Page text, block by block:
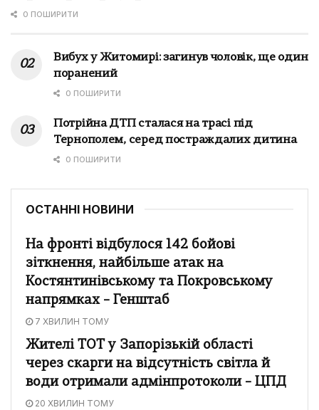
0 ПОШИРИТИ
Вибух у Житомирі: загинув чоловік, ще один
поранений
0 ПОШИРИТИ
Потрійна ДТП сталася на трасі під
Тернополем, серед постраждалих дитина
0 ПОШИРИТИ
ОСТАННІ НОВИНИ
На фронті відбулося 142 бойові
зіткнення, найбільше атак на
Костянтинівському та Покровському
напрямках – Генштаб
7 ХВИЛИН ТОМУ
Жителі ТОТ у Запорізькій області
через скарги на відсутність світла й
води отримали адмінпротоколи – ЦПД
20 ХВИЛИН ТОМУ